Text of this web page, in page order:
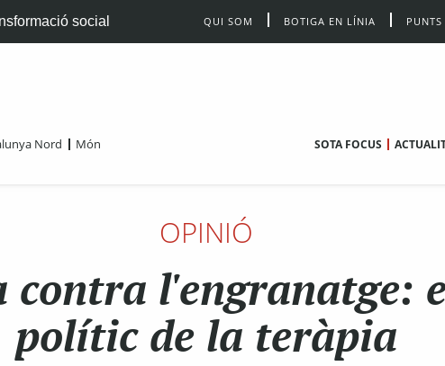
social QUI SOM BOTIGA EN LÍNIA
Nord Món SOTA FOCUS
OPINIÓ
contra l'engranatge:
polític de la teràpia